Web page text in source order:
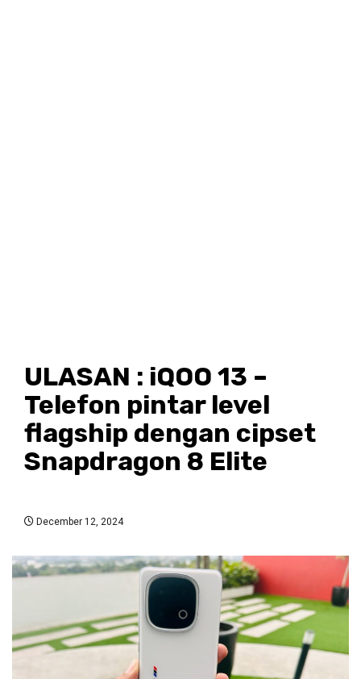
ULASAN : iQOO 13 –
Telefon pintar level
flagship dengan cipset
Snapdragon 8 Elite
December 12, 2024